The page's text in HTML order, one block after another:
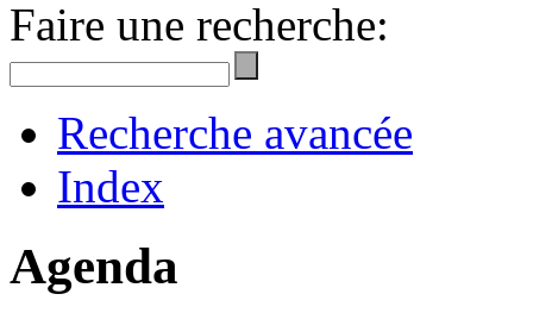
Faire une recherche:
Recherche avancée
Index
Agenda